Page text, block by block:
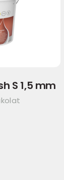
S 1,5 mm